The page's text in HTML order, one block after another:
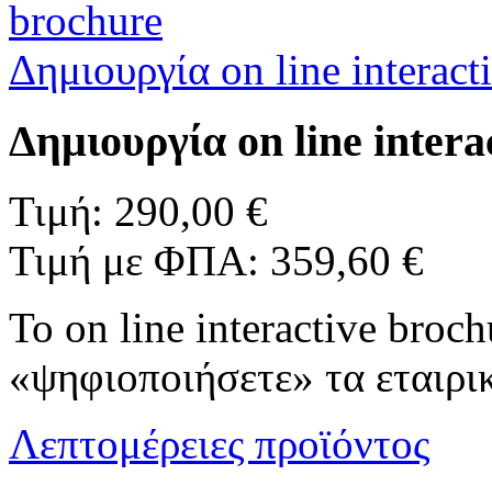
Δημιουργία on line
Δημιουργία on line
Τιμή: 290,00 €
Τιμή με ΦΠΑ: 359,60 €
Το on line interactive
«ψηφιοποιήσετε» τα
Λεπτομέρειες προϊόντος